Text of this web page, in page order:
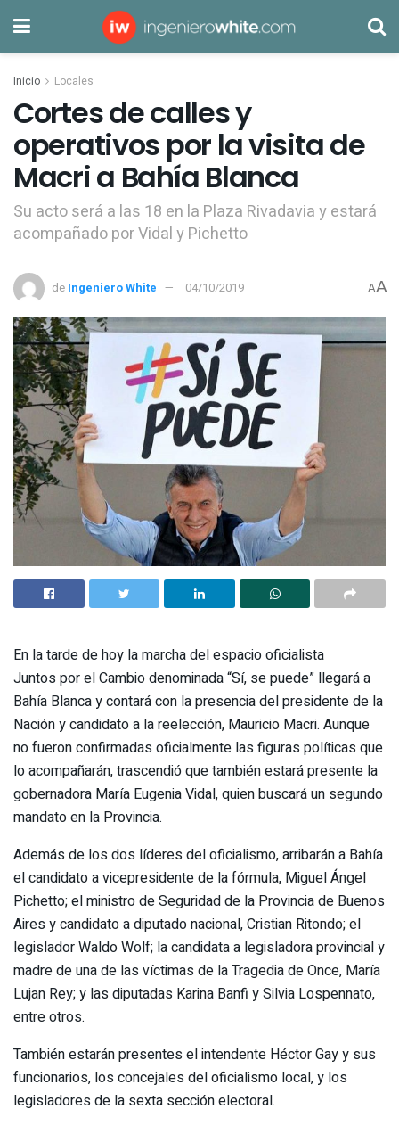
Inicio Locales
Cortes de calles y
operativos por la visita de
Macri a Bahía Blanca
Su acto será a las 18 en la Plaza Rivadavia y estará
acompañado por Vidal y Pichetto
de Ingeniero White 04/10/2019 AA
En la tarde de hoy la marcha del espacio oficialista
Juntos por el Cambio denominada “Sí, se puede” llegará a
Bahía Blanca y contará con la presencia del presidente de la
Nación y candidato a la reelección, Mauricio Macri. Aunque
no fueron confirmadas oficialmente las figuras políticas que
lo acompañarán, trascendió que también estará presente la
gobernadora María Eugenia Vidal, quien buscará un segundo
mandato en la Provincia.
Además de los dos líderes del oficialismo, arribarán a Bahía
el candidato a vicepresidente de la fórmula, Miguel Ángel
Pichetto; el ministro de Seguridad de la Provincia de Buenos
Aires y candidato a diputado nacional, Cristian Ritondo; el
legislador Waldo Wolf; la candidata a legisladora provincial y
madre de una de las víctimas de la Tragedia de Once, María
Lujan Rey; y las diputadas Karina Banfi y Silvia Lospennato,
entre otros.
También estarán presentes el intendente Héctor Gay y sus
funcionarios, los concejales del oficialismo local, y los
legisladores de la sexta sección electoral.